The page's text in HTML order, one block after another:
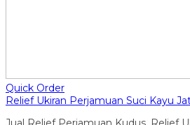
Quick Order
Relief Ukiran Perjamuan Suci Kayu